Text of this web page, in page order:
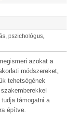
pszichológus,
azokat a
módszereket,
tehetségének
támogatni a
építve.